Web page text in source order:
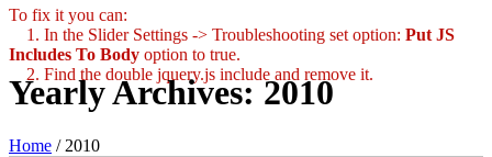
To fix it you can:
1. In the Slider Settings -> Troubleshooting set option: Put JS
Includes To Body option to true.
2. Find the double jquery.js include and remove it.
Yearly Archives:2010
Home / 2010